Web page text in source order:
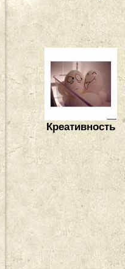
Креативность